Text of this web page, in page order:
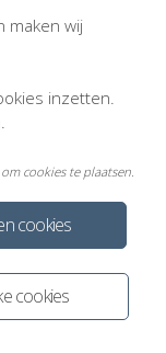
Disclaimer
cookies
cookies
maken wij
inzetten.
cookies te plaatsen.